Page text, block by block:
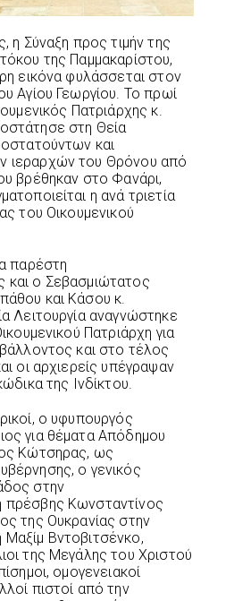
η Σύναξη προς τιμήν της
της Παμμακαρίστου,
εικόνα φυλάσσεται στον
Αγίου Γεωργίου. Το πρωί
Πατριάρχης κ.
στη Θεία
και
ιεραρχών του Θρόνου από
βρέθηκαν στο Φανάρι,
η ανά τριετία
του Οικουμενικού
παρέστη
και ο Σεβασμιώτατος
και Κάσου κ.
Λειτουργία αναγνώστηκε
Πατριάρχη για
και στο τέλος
οι αρχιερείς υπέγραψαν
της Ινδίκτου.
ο υφυπουργός
για θέματα Απόδημου
Κώτσηρας, ως
ο γενικός
στην
πρέσβης Κωνσταντίνος
της Ουκρανίας στην
Βντοβιτσένκο,
της Μεγάλης του Χριστού
ομογενειακοί
πιστοί από την